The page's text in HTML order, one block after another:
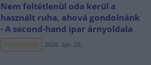
Nem feltétlenül oda kerül a
használt ruha, ahová gondolnánk
- A second-hand ipar árnyoldala
ELEMZÉSEK 2026. ápr. 26.